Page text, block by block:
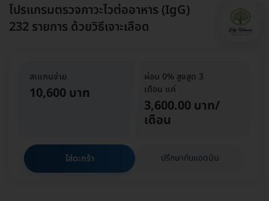
โปรแกรมตรวจภาวะไวต่ออาหาร (IgG)
232 รายการ ด้วยวิธีเจาะเลือด
ผ่อน 0% สูงสูด 3
เดือน แค่
3,600.00 บาท/
เดือน
สเแกนจ่าย
10,600 บาท
ใส่ตะกร้า ปรึกษากับแอดมิน